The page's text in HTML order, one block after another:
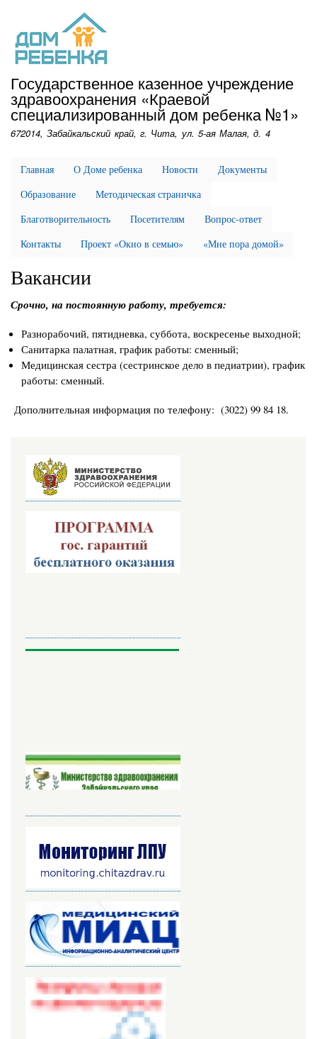
Государственное казенное учреждение
здравоохранения «Краевой
специализированный дом ребенка №1»
672014, Забайкальский край, г. Чита, ул. 5-ая Малая, д. 4
Главная О Доме ребенка Новости
Документы
Образование
Методическая страничка
Благотворительность
Посетителям
Вопрос-ответ
Контакты
Проект «Окно в семью» «Мне пора домой»
Вакансии
Срочно, на постоянную работу, требуется:
Разнорабочий, пятидневка, суббота, воскресенье выходной;
Санитарка палатная, график работы: сменный;
Медицинская сестра (сестринское дело в педиатрии), график
работы: сменный.
Дополнительная информация по телефону: (3022) 99 84 18.